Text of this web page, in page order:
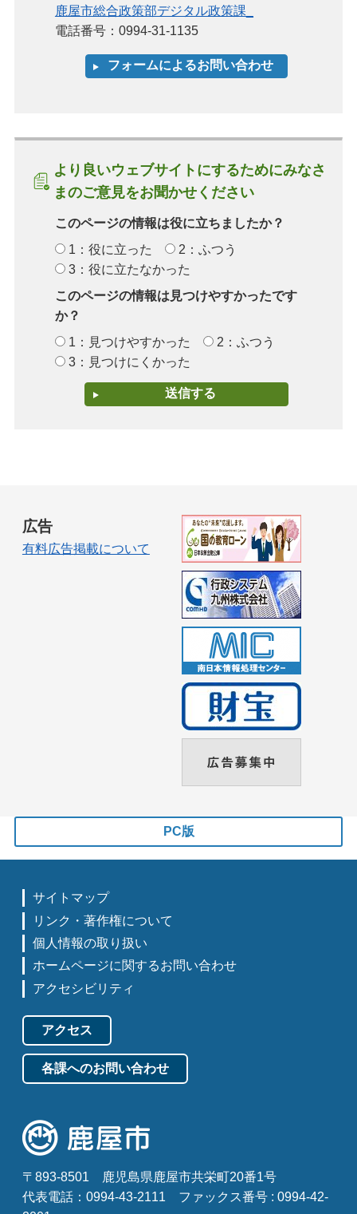
鹿屋市総合政策部デジタル政策課_
電話番号：0994-31-1135
より良いウェブサイトにするためにみなさ
まのご意見をお聞かせください
このページの情報は役に立ちましたか？
1：役に立った
2：ふつう
3：役に立たなかった
このページの情報は見つけやすかったです
か？
1：見つけやすかった
2：ふつう
3：見つけにくかった
広告
有料広告掲載について
PC版
サイトマップ
リンク・著作権について
個人情報の取り扱い
ホームページに関するお問い合わせ
アクセシビリティ
アクセス
各課へのお問い合わせ
〒893-8501
鹿児島県鹿屋市共栄町20番1号
代表電話：0994-43-2111
ファックス番号 : 0994-42-